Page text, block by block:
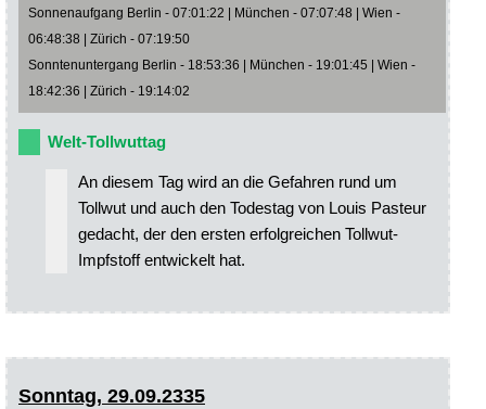
Sonnenaufgang Berlin - 07:01:22 | München - 07:07:48 | Wien -
06:48:38 | Zürich - 07:19:50
Sonntenuntergang Berlin - 18:53:36 | München - 19:01:45 | Wien -
18:42:36 | Zürich - 19:14:02
Welt-Tollwuttag
An diesem Tag wird an die Gefahren rund um
Tollwut und auch den Todestag von Louis Pasteur
gedacht, der den ersten erfolgreichen Tollwut-
Impfstoff entwickelt hat.
Sonntag, 29.09.2335